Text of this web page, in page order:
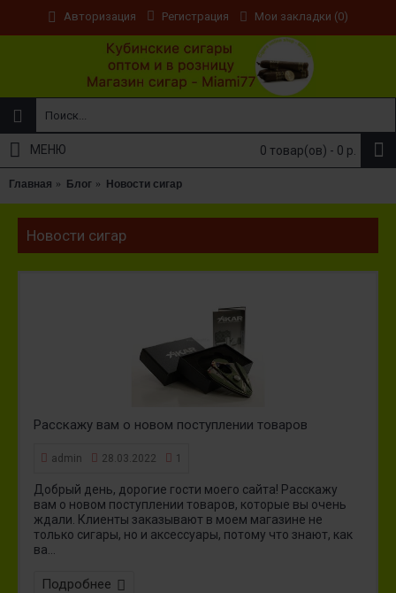
Авторизация Регистрация Мои закладки (0)
0 товар(ов) - 0 р.
МЕНЮ
Главная Блог Новости сигар
Новости сигар
Расскажу вам о новом поступлении товаров
admin 28.03.2022 1
Добрый день, дорогие гости моего сайта! Расскажу
вам о новом поступлении товаров, которые вы очень
ждали. Клиенты заказывают в моем магазине не
только сигары, но и аксессуары, потому что знают, как
ва...
Подробнее